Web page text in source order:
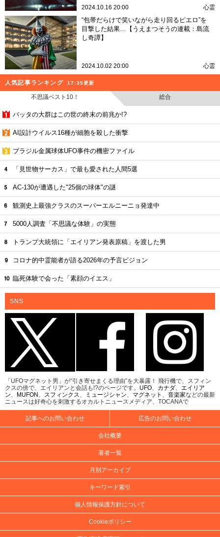
2024.10.16 20:00 心霊
“包帯だらけで笑いながら走り回るピエロ”を
目撃した結果…【うえまつそうの連載：島流
し奇譚】
2024.10.02 20:00 心霊
人気記事ランキング 17:35更新
不思議ベスト10！ 総合
バッタの大群はこの世の終末の前兆か!?
AI設計ウイルス16種が細胞を殺した衝撃
ブラジル金属球体UFO事件の機密ファイル
「見世物サーカス」で最も愛された人間5選
AC-130が遭遇した"25個の球体"の謎
観測史上最強クラスのスーパーエルニーニョ発達中
5000人調査「不思議な体験」の実態
トランプ大統領に「エイリアン発表原稿」を渡した男
コロナ的中霊能者が語る2026年の予言ビジョン
臨死体験で会った「素顔のイエス」
SNS
「UFOマグネット男」が“引き寄せまくる理由”を大暴露！ 飛行機で、スフィン
クスの傍で、エイリアンと会話も!?のページです。 UFO、 カナダ、 エイリア
ン、 MUFON 、 スフィンクス、 ミュージシャン、 マグネット 、 音楽家などの最新
ニュースは好奇心を刺激するオカルトニュースメディア、TOCANAで
記事へのお問い合わせ 広告のお問い合わせ
会社概要
著者一覧
月別アーカイブ
キーワード索引
個人情報保護方針について
Cookieポリシー